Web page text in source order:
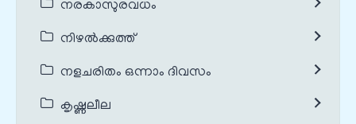
നരകാസുരവധം
നിഴൽക്കുത്ത്
നളചരിതം ഒന്നാം ദിവസം
കൃഷ്ണലീല